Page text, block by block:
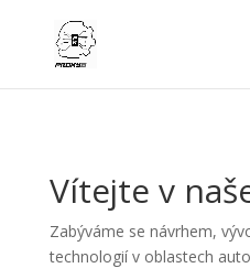
Vítejte v
Zabýváme se návrhem,
technologií v oblastech